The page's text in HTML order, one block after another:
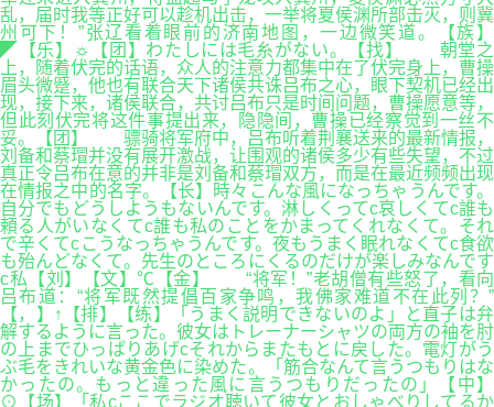
乱，届时我等正好可以趁机出击，一举将夏侯渊所部击灭，则冀
州可下！”张辽看着眼前的济南地图，一边微笑道。【族】
◤【乐】☼【团】わたしには毛糸がない。【找】 朝堂之
上，随着伏完的话语，众人的注意力都集中在了伏完身上，曹操
眉头微蹙，他也有联合天下诸侯共诛吕布之心，眼下契机已经出
现，接下来，诸侯联合，共讨吕布只是时间问题，曹操愿意等，
但此刻伏完将这件事提出来，隐隐间，曹操已经察觉到一丝不
妥。【团】 骠骑将军府中，吕布听着荆襄送来的最新情报，
刘备和蔡瑁并没有展开激战，让围观的诸侯多少有些失望，不过
真正令吕布在意的并非是刘备和蔡瑁双方，而是在最近频频出现
在情报之中的名字。【长】時々こんな風になっちゃうんです。
自分でもどうしようもないんです。淋しくってc哀しくてc誰も
頼る人がいなくてc誰も私のことをかまってくれなくて。それ
で辛くてcこうなっちゃうんです。夜もうまく眠れなくてc食欲
も殆んどなくて。先生のところにくるのだけが楽しみなんです
c私【刘】【文】℃【金】 “将军！”老胡僧有些怒了，看向
吕布道：“将军既然提倡百家争鸣，我佛家难道不在此列？”
【，】↑【排】【练】「うまく説明できないのよ」と直子は弁
解するように言った。彼女はトレーナーシャツの両方の袖を肘
の上までひっぱりあげcそれからまたもとに戻した。電灯がう
ぶ毛をきれいな黄金色に染めた。「筋合なんて言うつもりはな
かったの。もっと違った風に言うつもりだったの」【中】
⊙【场】「私cここでラジオ聴いて彼女とおしゃべりしてるか